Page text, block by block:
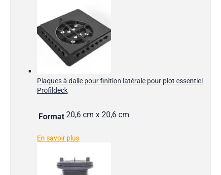
Plaques à dalle pour finition latérale pour plot essentiel
Profildeck
Format 20,6 cm x 20,6 cm
En savoir plus